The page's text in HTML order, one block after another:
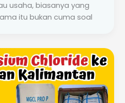
usaha, biasanya yang
itu bukan cuma soal